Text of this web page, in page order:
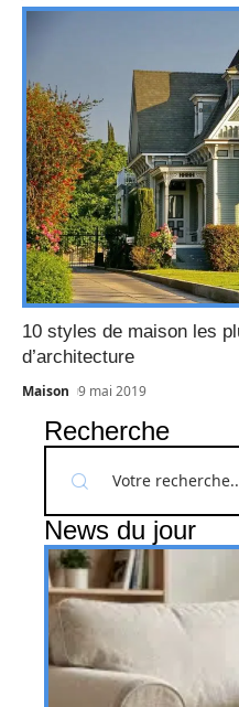
10 styles de maison les
d’architecture
Maison 9 mai 2019
Recherche
News du jour